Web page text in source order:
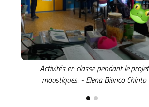
Activités en classe pendant le projet
moustiques. - Elena Bianco Chinto